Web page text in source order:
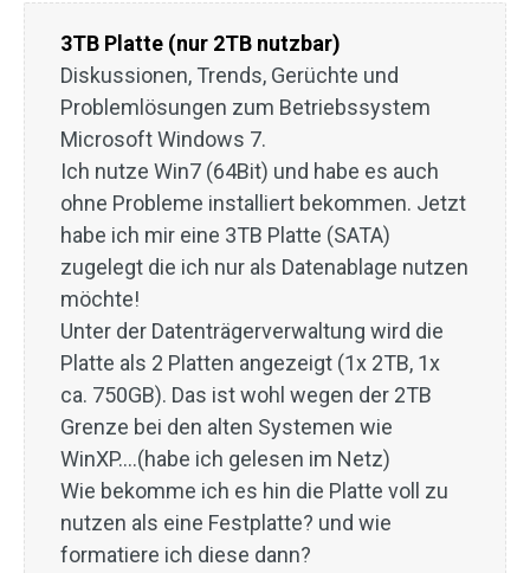
3TB Platte (nur 2TB nutzbar)
Diskussionen, Trends, Gerüchte und
Problemlösungen zum Betriebssystem
Microsoft Windows 7.
Ich nutze Win7 (64Bit) und habe es auch
ohne Probleme installiert bekommen. Jetzt
habe ich mir eine 3TB Platte (SATA)
zugelegt die ich nur als Datenablage nutzen
möchte!
Unter der Datenträgerverwaltung wird die
Platte als 2 Platten angezeigt (1x 2TB, 1x
ca. 750GB). Das ist wohl wegen der 2TB
Grenze bei den alten Systemen wie
WinXP….(habe ich gelesen im Netz)
Wie bekomme ich es hin die Platte voll zu
nutzen als eine Festplatte? und wie
formatiere ich diese dann?